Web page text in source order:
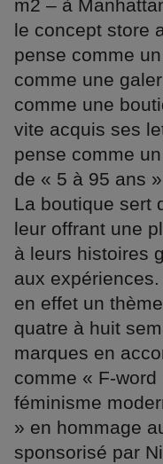
m2 – à
le concept store
pense comme
comme une
comme une
vite acquis ses
pense comme
de « 5 à 95 ans
La boutique sert
leur offrant une
à leurs histoires
aux
en effet un
quatre à huit
marques en
comme « F-
féminisme
» en hommage
sponsorisé par